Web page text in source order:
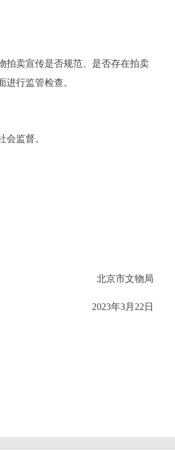
卖宣传是否规范、是否存在拍卖
行监管检查。
监督。
北京市文物局
2023年3月22日